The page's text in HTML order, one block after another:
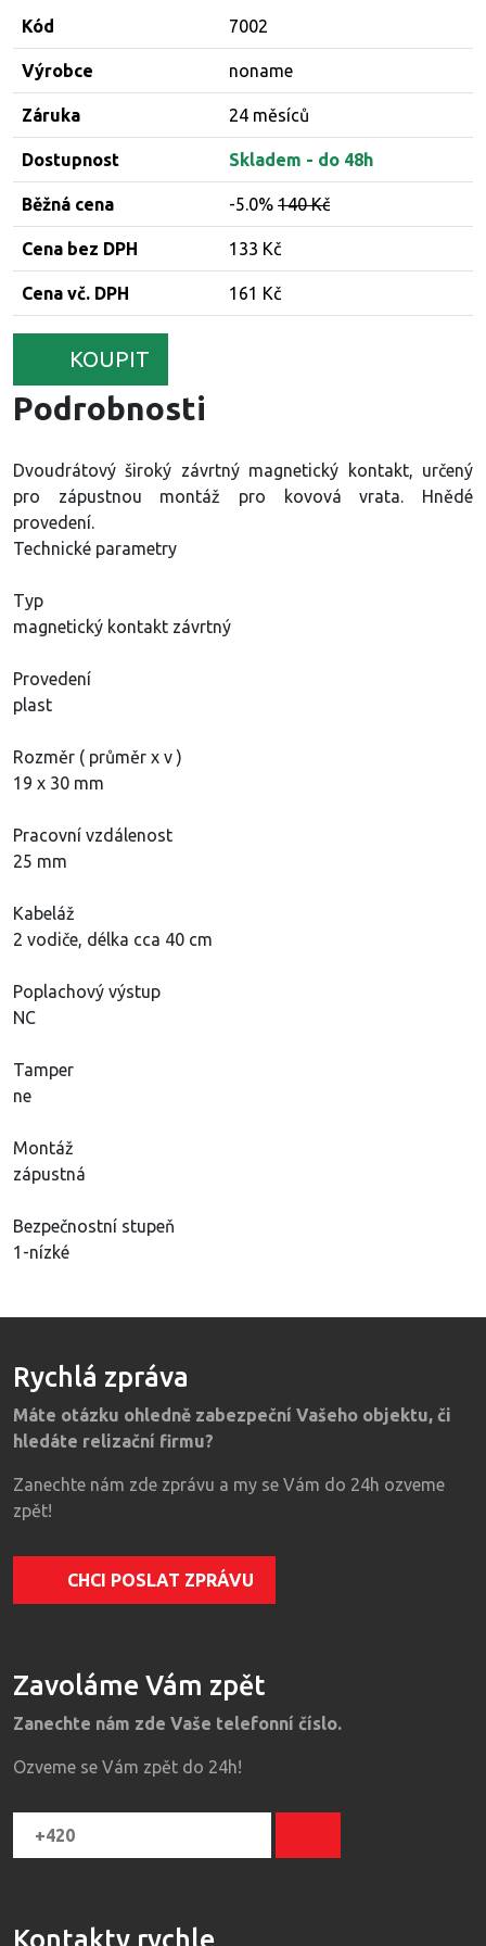
Kód 7002
Výrobce noname
Záruka 24 měsíců
Dostupnost Skladem - do 48h
Běžná cena -5.0% 140 Kč
Cena bez DPH 133 Kč
Cena vč. DPH 161 Kč
KOUPIT
Podrobnosti
Dvoudrátový široký závrtný magnetický kontakt, určený
pro zápustnou montáž pro kovová vrata. Hnědé
provedení.
Technické parametry
Typ
magnetický kontakt závrtný
Provedení
plast
Rozměr ( průměr x v )
19 x 30 mm
Pracovní vzdálenost
25 mm
Kabeláž
2 vodiče, délka cca 40 cm
Poplachový výstup
NC
Tamper
ne
Montáž
zápustná
Bezpečnostní stupeň
1-nízké
Rychlá zpráva
Máte otázku ohledně zabezpeční Vašeho objektu, či
hledáte relizační firmu?
Zanechte nám zde zprávu a my se Vám do 24h ozveme
zpět!
CHCI POSLAT ZPRÁVU
Zavoláme Vám zpět
Zanechte nám zde Vaše telefonní číslo.
Ozveme se Vám zpět do 24h!
Kontakty rychle